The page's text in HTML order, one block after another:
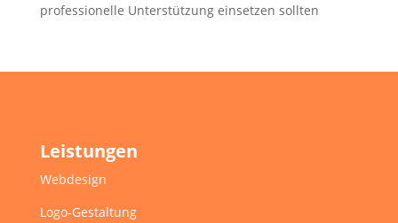
professionelle Unterstützung einsetzen sollten
Leistungen
Webdesign
Logo-Gestaltung